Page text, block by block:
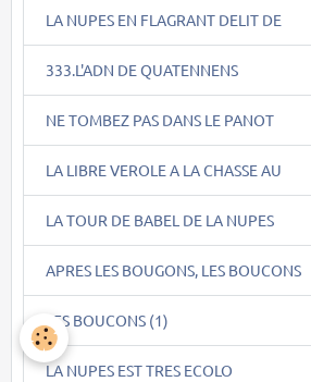
LA NUPES EN FLAGRANT DELIT DE
333.L'ADN DE QUATENNENS
NE TOMBEZ PAS DANS LE PANOT
LA LIBRE VEROLE A LA CHASSE AU
LA TOUR DE BABEL DE LA NUPES
APRES LES BOUGONS, LES BOUCONS
LES BOUCONS (1)
LA NUPES EST TRES ECOLO